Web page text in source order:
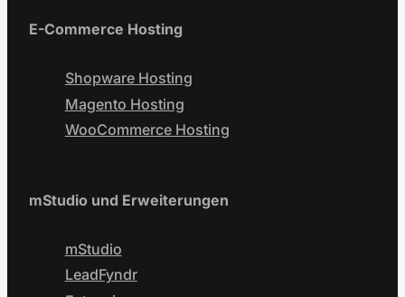
E-Commerce Hosting
Shopware Hosting
Magento Hosting
WooCommerce Hosting
mStudio und Erweiterungen
mStudio
LeadFyndr